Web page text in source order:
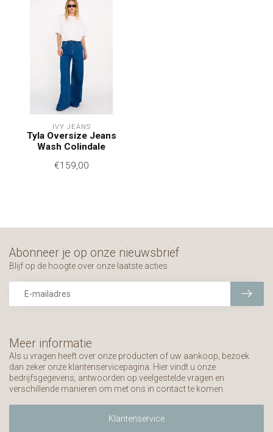
IVY JEANS
Tyla Oversize Jeans
Wash Colindale
€159,00
Meer informatie
Als u vragen heeft over onze producten of uw aankoop, bezoek
dan zeker onze klantenservicepagina. Hier vindt u onze
bedrijfsgegevens, antwoorden op veelgestelde vragen en
verschillende manieren om met ons in contact te komen.
Klantenservice
Abonneer je op onze nieuwsbrief
Blijf op de hoogte over onze laatste acties